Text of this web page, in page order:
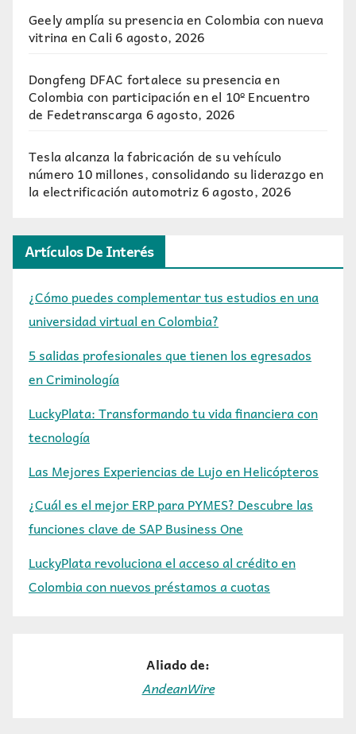
Geely amplía su presencia en Colombia con nueva
vitrina en Cali 6 agosto, 2026
Dongfeng DFAC fortalece su presencia en
Colombia con participación en el 10º Encuentro
de Fedetranscarga6 agosto, 2026
Tesla alcanza la fabricación de su vehículo
número 10 millones, consolidando su liderazgo en
la electrificación automotriz6 agosto, 2026
Artículos De Interés
¿Cómo puedes complementar tus estudios en una
universidad virtual en Colombia?
5 salidas profesionales que tienen los egresados
en Criminología
LuckyPlata: Transformando tu vida financiera con
tecnología
Las Mejores Experiencias de Lujo en Helicópteros
¿Cuál es el mejor ERP para PYMES? Descubre las
funciones clave de SAP Business One
LuckyPlata revoluciona el acceso al crédito en
Colombia con nuevos préstamos a cuotas
Aliado de:
AndeanWire